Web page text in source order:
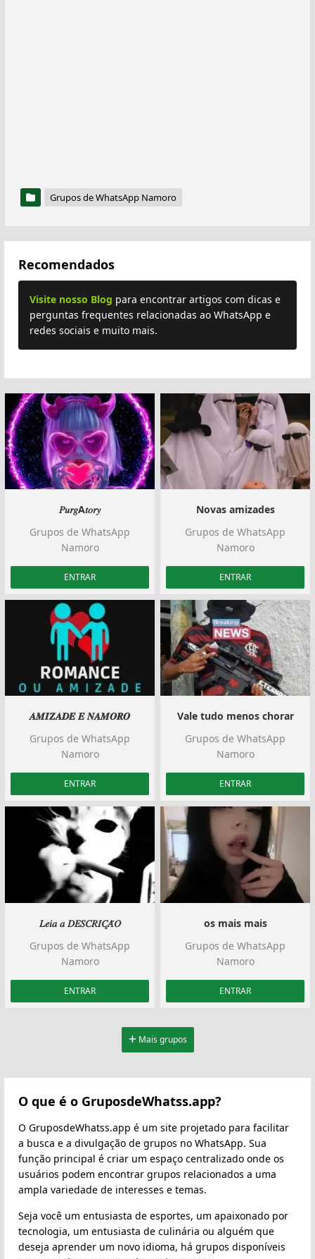
Grupos de WhatsApp Namoro
Recomendados
Visite nosso Blog para encontrar artigos com dicas e
perguntas frequentes relacionadas ao WhatsApp e
redes sociais e muito mais.
𝑃𝑢𝑟𝑔A𝑡𝑜𝑟𝑦
Grupos de WhatsApp
Namoro
ENTRAR
Novas amizades
Grupos de WhatsApp
Namoro
ENTRAR
𝑨𝑴𝑰𝒁𝑨𝑫𝑬 𝑬 𝑵𝑨𝑴𝑶𝑹𝑶
Grupos de WhatsApp
Namoro
ENTRAR
Vale tudo menos chorar
Grupos de WhatsApp
Namoro
ENTRAR
𝐿𝑒𝑖𝑎 𝑎 𝐷𝐸𝑆𝐶𝑅𝐼𝐶̧𝐴̃𝑂
Grupos de WhatsApp
Namoro
ENTRAR
os mais mais
Grupos de WhatsApp
Namoro
ENTRAR
Mais grupos
O que é o GruposdeWhatss.app?
O GruposdeWhatss.app é um site projetado para facilitar
a busca e a divulgação de grupos no WhatsApp. Sua
função principal é criar um espaço centralizado onde os
usuários podem encontrar grupos relacionados a uma
ampla variedade de interesses e temas.
Seja você um entusiasta de esportes, um apaixonado por
tecnologia, um entusiasta de culinária ou alguém que
deseja aprender um novo idioma, há grupos disponíveis